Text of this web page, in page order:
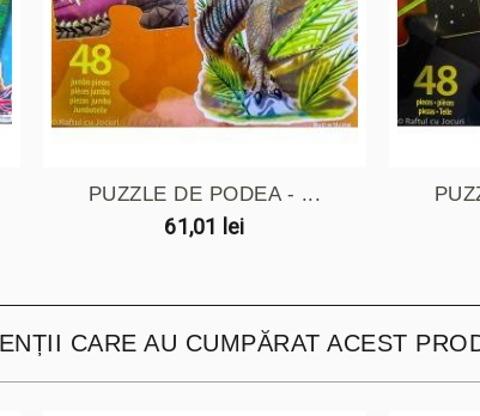
PUZZLE DE PODEA - ...
61,01 lei
CARE AU CUMPĂRAT ACEST